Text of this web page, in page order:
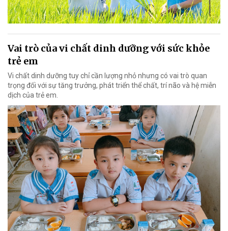
Vai trò của vi chất dinh dưỡng với sức khỏe
trẻ em
Vi chất dinh dưỡng tuy chỉ cần lượng nhỏ nhưng có vai trò quan
trọng đối với sự tăng trưởng, phát triển thể chất, trí não và hệ miễn
dịch của trẻ em.